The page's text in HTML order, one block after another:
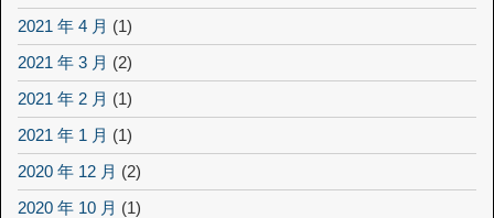
2021 年 4 月 (1)
2021 年 3 月 (2)
2021 年 2 月 (1)
2021 年 1 月 (1)
2020 年 12 月 (2)
2020 年 10 月 (1)